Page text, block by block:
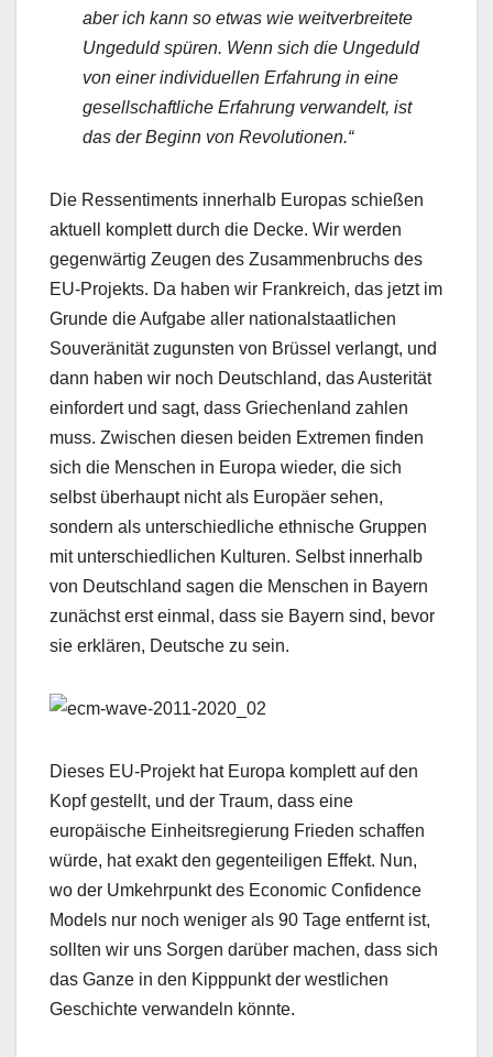
aber ich kann so etwas wie weitverbreitete
Ungeduld spüren. Wenn sich die Ungeduld
von einer individuellen Erfahrung in eine
gesellschaftliche Erfahrung verwandelt, ist
das der Beginn von Revolutionen.“
Die Ressentiments innerhalb Europas schießen
aktuell komplett durch die Decke. Wir werden
gegenwärtig Zeugen des Zusammenbruchs des
EU-Projekts. Da haben wir Frankreich, das jetzt im
Grunde die Aufgabe aller nationalstaatlichen
Souveränität zugunsten von Brüssel verlangt, und
dann haben wir noch Deutschland, das Austerität
einfordert und sagt, dass Griechenland zahlen
muss. Zwischen diesen beiden Extremen finden
sich die Menschen in Europa wieder, die sich
selbst überhaupt nicht als Europäer sehen,
sondern als unterschiedliche ethnische Gruppen
mit unterschiedlichen Kulturen. Selbst innerhalb
von Deutschland sagen die Menschen in Bayern
zunächst erst einmal, dass sie Bayern sind, bevor
sie erklären, Deutsche zu sein.
Dieses EU-Projekt hat Europa komplett auf den
Kopf gestellt, und der Traum, dass eine
europäische Einheitsregierung Frieden schaffen
würde, hat exakt den gegenteiligen Effekt. Nun,
wo der Umkehrpunkt des Economic Confidence
Models nur noch weniger als 90 Tage entfernt ist,
sollten wir uns Sorgen darüber machen, dass sich
das Ganze in den Kipppunkt der westlichen
Geschichte verwandeln könnte.